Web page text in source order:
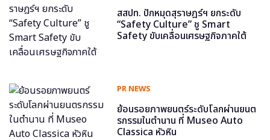
สสปท. ปักหมุดสุราษฎร์ฯ ยกระดับ
“Safety Culture” ชู Smart
Safety ขับเคลื่อนเศรษฐกิจภาคใต้
PR NEWS
ย้อนรอยภาพยนตร์ระดับโลกผ่านยนต
รกรรมในตำนาน ที่ Museo Auto
Classica หัวหิน